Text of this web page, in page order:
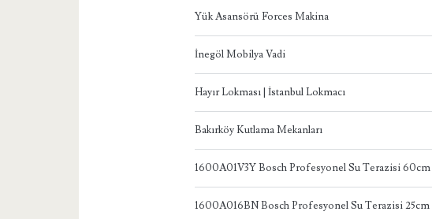
Yük Asansörü Forces Makina
İnegöl Mobilya Vadi
Hayır Lokması | İstanbul Lokmacı
Bakırköy Kutlama Mekanları
1600A01V3Y Bosch Profesyonel Su Terazisi 60cm
1600A016BN Bosch Profesyonel Su Terazisi 25cm